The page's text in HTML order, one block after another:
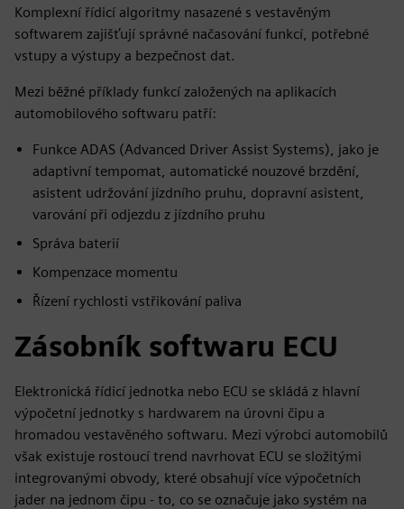
Komplexní řídicí algoritmy nasazené s vestavěným
softwarem zajišťují správné načasování funkcí, potřebné
vstupy a výstupy a bezpečnost dat.
Mezi běžné příklady funkcí založených na aplikacích
automobilového softwaru patří:
Funkce ADAS (Advanced Driver Assist Systems), jako je
adaptivní tempomat, automatické nouzové brzdění,
asistent udržování jízdního pruhu, dopravní asistent,
varování při odjezdu z jízdního pruhu
Správa baterií
Kompenzace momentu
Řízení rychlosti vstřikování paliva
Zásobník softwaru ECU
Elektronická řídicí jednotka nebo ECU se skládá z hlavní
výpočetní jednotky s hardwarem na úrovni čipu a
hromadou vestavěného softwaru. Mezi výrobci automobilů
však existuje rostoucí trend navrhovat ECU se složitými
integrovanými obvody, které obsahují více výpočetních
jader na jednom čipu - to, co se označuje jako systém na